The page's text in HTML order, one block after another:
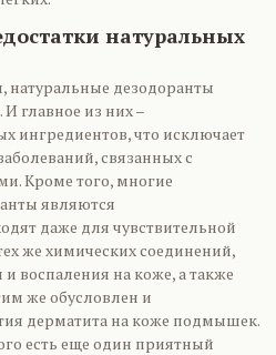
натуральных
дезодоранты
главное из них –
ингредиентов, что исключает
связанных с
Кроме того, многие
являются
даже для чувствительной
же химических соединений,
воспаления на коже, а также
же обусловлен и
дерматита на коже подмышек.
есть еще один приятный